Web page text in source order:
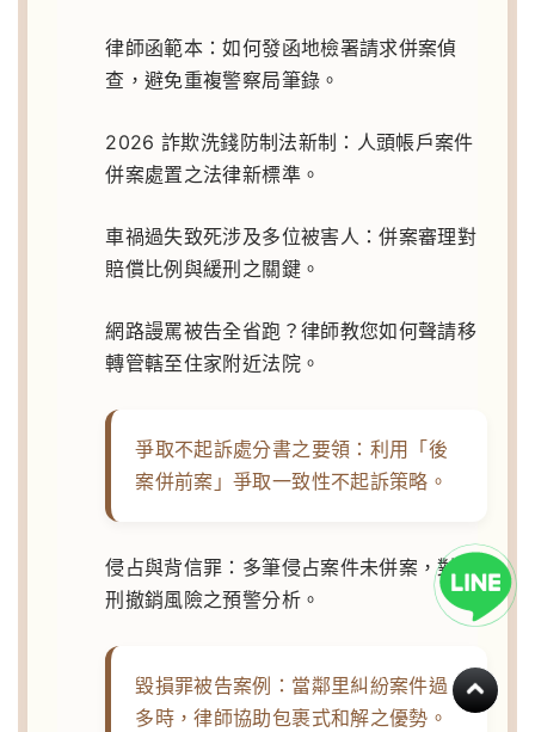
律師函範本：如何發函地檢署請求併案偵
查，避免重複警察局筆錄。
2026 詐欺洗錢防制法新制：人頭帳戶案件
併案處置之法律新標準。
車禍過失致死涉及多位被害人：併案審理對
賠償比例與緩刑之關鍵。
網路謾罵被告全省跑？律師教您如何聲請移
轉管轄至住家附近法院。
爭取不起訴處分書之要領：利用「後
案併前案」爭取一致性不起訴策略。
侵占與背信罪：多筆侵占案件未併案，對緩
刑撤銷風險之預警分析。
毀損罪被告案例：當鄰里糾紛案件過
多時，律師協助包裹式和解之優勢。